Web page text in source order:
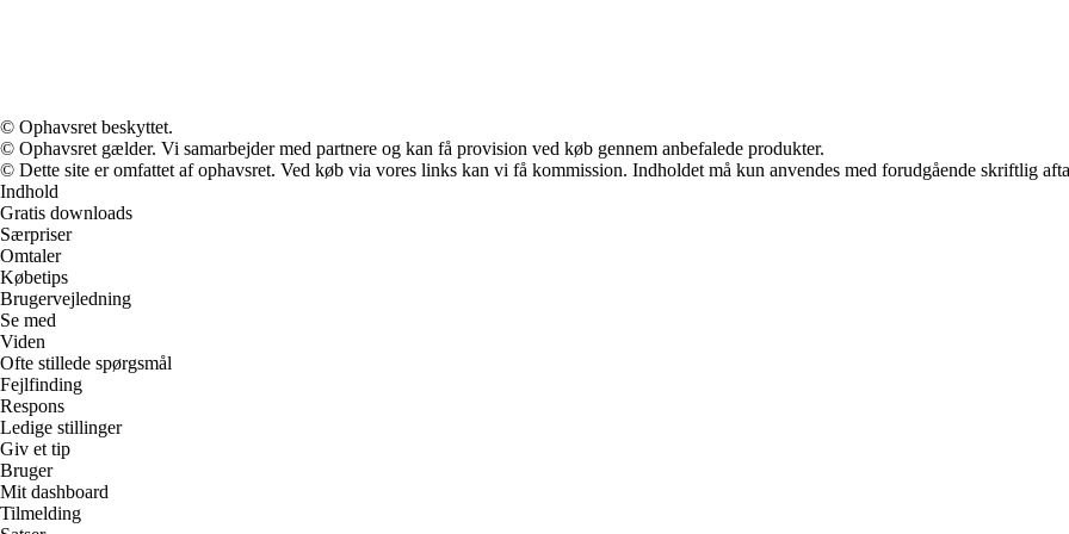
© Ophavsret beskyttet.
© Ophavsret gælder. Vi samarbejder med partnere og kan få provision ved køb gennem anbefalede produkter.
© Dette site er omfattet af ophavsret. Ved køb via vores links kan vi få kommission. Indholdet må kun anvendes med forudgående skriftlig
Indhold
Gratis downloads
Særpriser
Omtaler
Købetips
Brugervejledning
Se med
Viden
Ofte stillede spørgsmål
Fejlfinding
Respons
Ledige stillinger
Giv et tip
Bruger
Mit dashboard
Tilmelding